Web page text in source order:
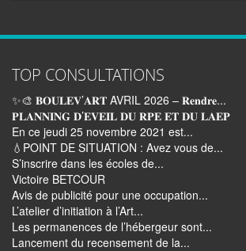
TOP CONSULTATIONS
✨🎨 𝐁𝐎𝐔𝐋𝐄𝐕’𝐀𝐑𝐓 AVRIL 2026 – 𝐑𝐞𝐧𝐝𝐫𝐞...
𝐏𝐋𝐀𝐍𝐍𝐈𝐍𝐆 𝐃’𝐄𝐕𝐄𝐈𝐋 𝐃𝐔 𝐑𝐏𝐄 𝐄𝐓 𝐃𝐔 𝐋𝐀𝐄𝐏
En ce jeudi 25 novembre 2021 est...
💧POINT DE SITUATION : Avez vous de...
S’inscrire dans les écoles de...
Victoire BETCOUR
Avis de publicité pour une occupation...
L’atelier d’initiation à l’Art...
Les permanences de l’hébergeur sont...
Lancement du recensement de la...